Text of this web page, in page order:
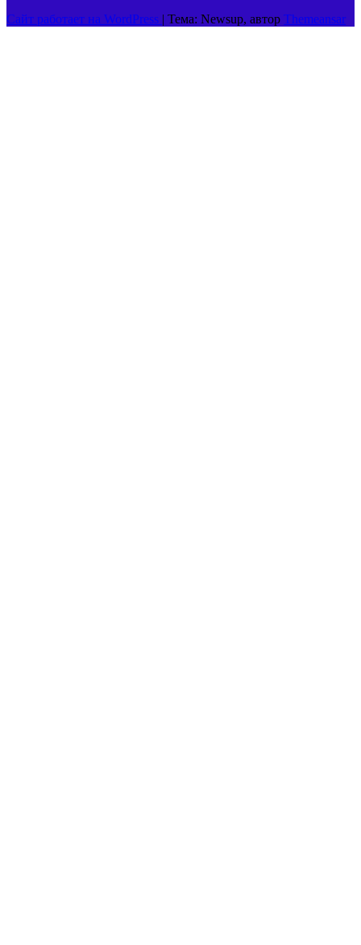
Сайт работает на WordPress | Тема: Newsup, автор Themeansar